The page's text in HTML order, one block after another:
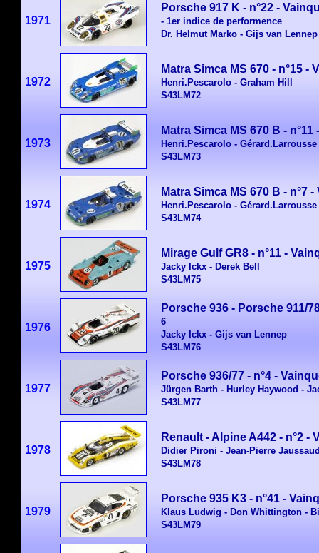
1971
Porsche 917 K - n°22 -
- 1er indice de performence
Dr. Helmut Marko - Gijs van
1972
Matra Simca MS 670 - n°15 -
Henri.Pescarolo - Graham Hill
S43LM72
1973
Matra Simca MS 670 B -
Henri.Pescarolo - Gérard.Larrousse
S43LM73
1974
Matra Simca MS 670 B - n°7
Henri.Pescarolo - Gérard.Larrousse
S43LM74
1975
Mirage Gulf GR8 - n°11 -
Jacky Ickx - Derek Bell
S43LM75
1976
Porsche 936 - Porsche 911/
6
Jacky Ickx - Gijs van Lennep
S43LM76
1977
Porsche 936/77 - n°4 -
Jürgen Barth - Hurley Haywood -
S43LM77
1978
Renault - Alpine A442 - n°2 -
Didier Pironi - Jean-Pierre
S43LM78
1979
Porsche 935 K3 - n°41 -
Klaus Ludwig - Don Whittington -
S43LM79